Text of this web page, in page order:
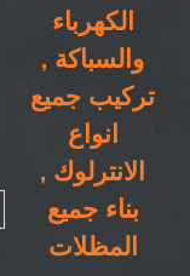
الكهرباء
والسباكة ,
تركيب جميع
انواع
الانترلوك ,
بناء جميع
المظلات